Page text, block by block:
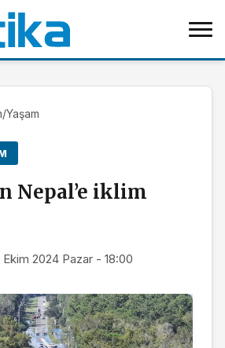
Yaşam
Nepal’e iklim
Ekim 2024 Pazar - 18:00